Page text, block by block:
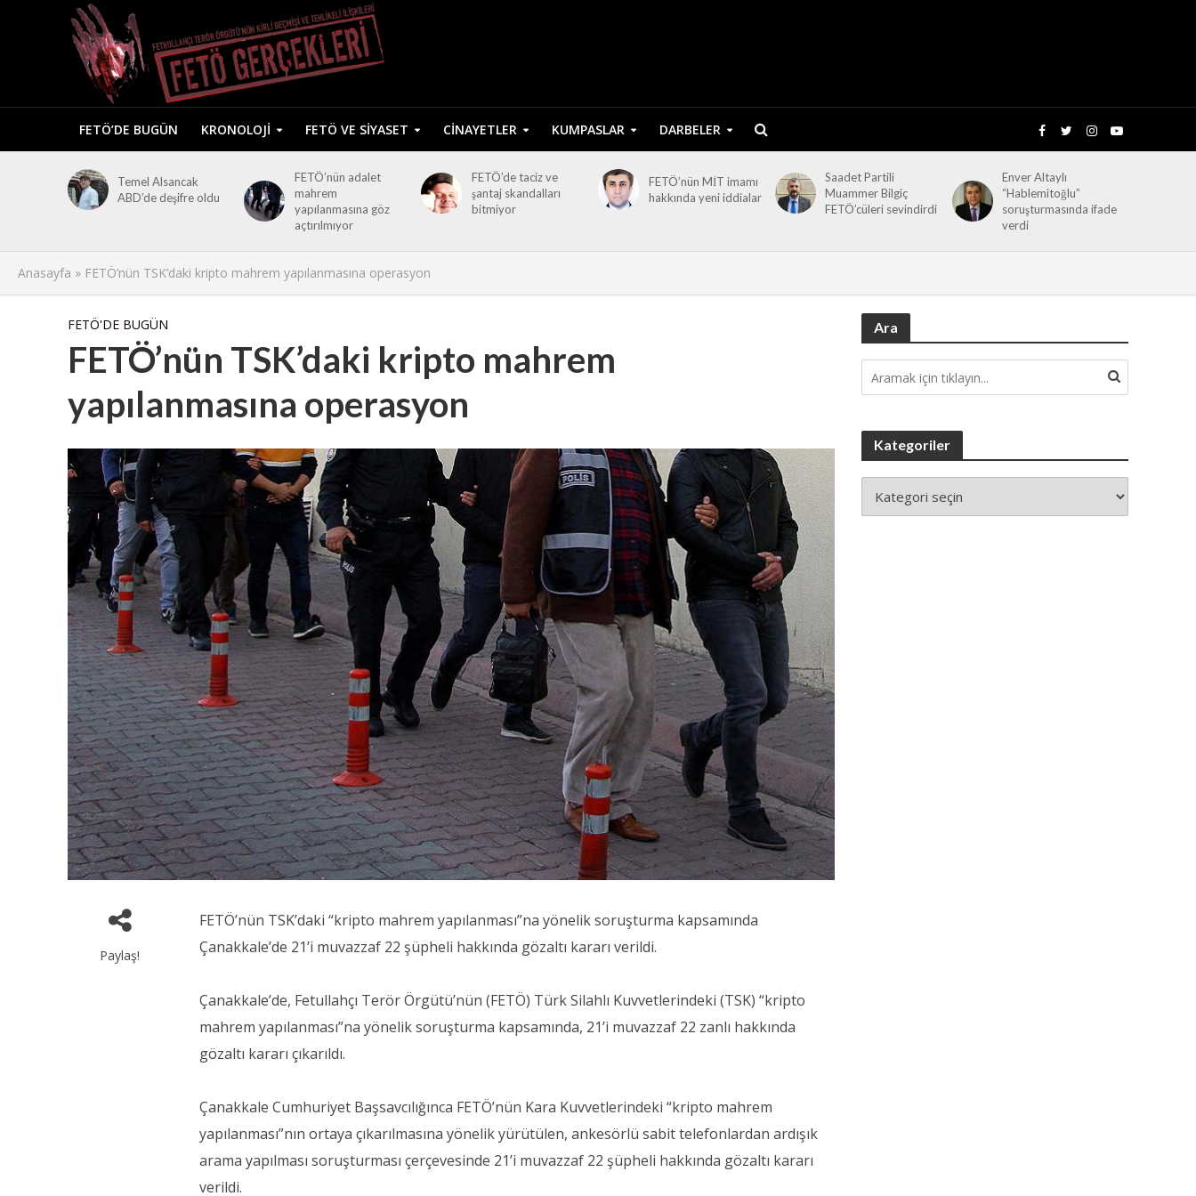
FETÖ’DE BUGÜN KRONOLOJI FETÖ VE SIYASET CINAYETLER KUMPASLAR DARBELER
Temel Alsancak
ABD’de deşifre oldu
FETÖ’nün adalet
mahrem
yapılanmasına göz
açtırılmıyor
FETÖ’de taciz ve
şantaj skandalları
bitmiyor
FETÖ’nün MİT imamı
hakkında yeni iddialar
Saadet Partili
Muammer Bilgiç
FETÖ’cüleri sevindirdi
Enver Altaylı
“Hablemitoğlu”
soruşturmasında ifade
verdi
Anasayfa » FETÖ’nün TSK’daki kripto mahrem yapılanmasına operasyon
FETÖ'DE BUGÜN
FETÖ’nün TSK’daki kripto mahrem
yapılanmasına operasyon
Paylaş!
FETÖ’nün TSK’daki “kripto mahrem yapılanması”na yönelik soruşturma kapsamında
Çanakkale’de 21’i muvazzaf 22 şüpheli hakkında gözaltı kararı verildi.
Çanakkale’de, Fetullahçı Terör Örgütü’nün (FETÖ) Türk Silahlı Kuvvetlerindeki (TSK) “kripto
mahrem yapılanması”na yönelik soruşturma kapsamında, 21’i muvazzaf 22 zanlı hakkında
gözaltı kararı çıkarıldı.
Çanakkale Cumhuriyet Başsavcılığınca FETÖ’nün Kara Kuvvetlerindeki “kripto mahrem
yapılanması”nın ortaya çıkarılmasına yönelik yürütülen, ankesörlü sabit telefonlardan ardışık
arama yapılması soruşturması çerçevesinde 21’i muvazzaf 22 şüpheli hakkında gözaltı kararı
verildi.
Ara
Kategoriler